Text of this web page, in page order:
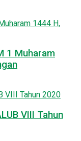
1 Muharam
VIII Tahun